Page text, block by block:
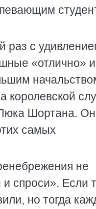
раз с
«отлично» и
королевской
Люка Шортана. Он
самых
не
спроси». Если
но тогда